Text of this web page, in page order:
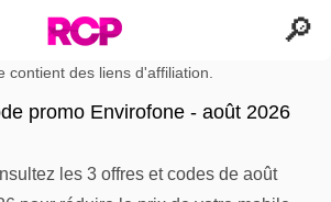
contient des liens d'affiliation.
promo Envirofone - août 2026
les 3 offres et codes de août